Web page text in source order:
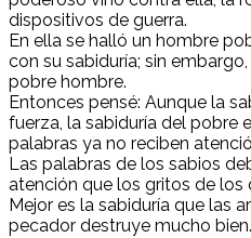
dispositivos de guerra.
En ella se halló un hombre
con su sabiduría; sin
pobre hombre.
Entonces pensé: Aunque la
fuerza, la sabiduría del pobre
palabras ya no reciben
Las palabras de los sabios
atención que los gritos de los
Mejor es la sabiduría que las
pecador destruye mucho bien.